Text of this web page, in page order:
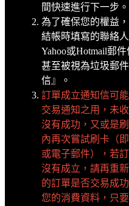
間快速進行下一步。
為了確保您的權益
結帳時填寫的聯絡
Yahoo或Hotmail郵
甚至被視為垃圾郵
信』。
訂單成立通知信可
交易通知之用，未
沒有成功，又或是
內再次嘗試刷卡（
或電子郵件），若
沒有成立，請再重
的訂單是否交易成
您的消費資料，只